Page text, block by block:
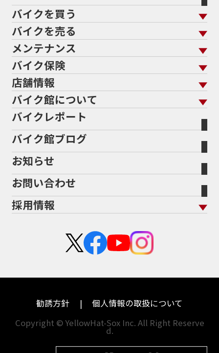
バイクを買う
バイクを買う トップ
バイクを探す
メーカーから探す
色から探す
スタイルから探す
排気量から探す
地域から探す
走行距離から探す
中古車から探す
バイクを売る
バイクを売る トップ
バイク館買取の強み
バイクを高く売るコツ
バイク買取の流れ
全国展開の強み
よくあるご質問
バイク買取強化車両
メーカー別買取相場・
ヤマハ
ホンダ
スズキ
ハーレーダビッドソン
ドゥカティ
トライアンフ
アプリリア
KTM
モトグッツイ
MVアグスタ
他海外ﾒｰｶｰ
メンテナンス
メンテナンス トップ
バイク点検
バイク車検
Bikeep
プロテクションフィルム
バイク保険
バイク保険 トップ
自賠責保険
任意保険
バイク保険無料見積り（現在未加入の方）
バイク保険無料見積り（他社でご加入の方）
盗難保険
店舗情報
店舗情報 トップ
北海道
宮城
福島
茨城
栃木
兵庫
バイク館について
バイク館について トップ
バイク館が選ばれる理由
会社概要
沿革
二輪公正取引協議会加盟店
バイクレポート
バイク館ブログ
お知らせ
お問い合わせ
採用情報
中途採用・アルバイト
勧誘方針
個人情報の取扱について
Copyright © YellowHat-Sox Inc. All Right Reserve
d.